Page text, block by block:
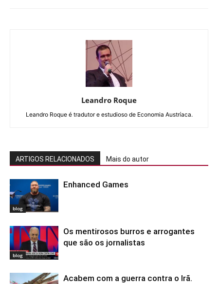
Leandro Roque
Leandro Roque é tradutor e estudioso de Economia Austríaca.
ARTIGOS RELACIONADOS Mais do autor
blog
Enhanced Games
blog
Os mentirosos burros e arrogantes
que são os jornalistas
Acabem com a guerra contra o Irã.